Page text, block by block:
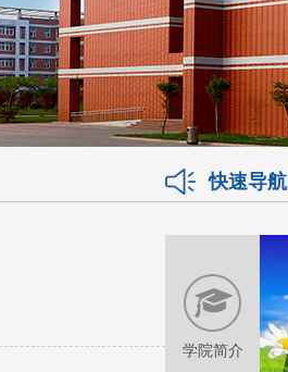
快速导航
学院简介